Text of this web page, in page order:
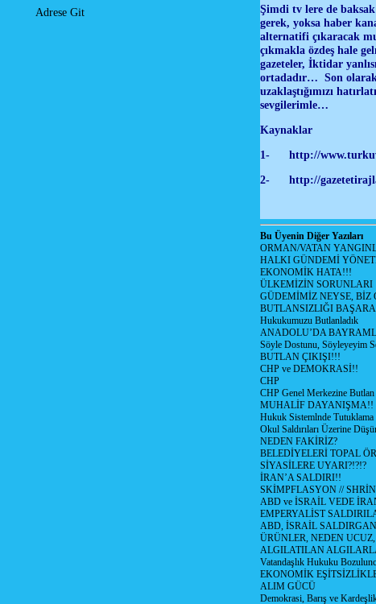
Adrese Git
Şimdi tv lere de
gerek, yoksa haber
alternatifi çıkaracak
çıkmakla özdeş hale
gazeteler, İktidar
ortadadır… Son olarak
uzaklaştığımızı
sevgilerimle…
Kaynaklar
1- http://
2- http://
Bu Üyenin Diğer Yazıları
ORMAN/VATAN
HALKI GÜNDEMİ
EKONOMİK HATA!!!
ÜLKEMİZİN SORUNLARI
GÜDEMİMİZ NEYSE, BİZ
BUTLANSIZLIĞI
Hukukumuzu Butlanladık
ANADOLU’DA
Söyle Dostunu, Söyleyeyim
BUTLAN ÇIKIŞI!!!
CHP ve DEMOKRASİ!!
CHP
CHP Genel Merkezine
MUHALİF DAYANIŞMA!!
Hukuk Sistemlnde Tutuklama
Okul Saldırıları Üzerine
NEDEN FAKİRİZ?
BELEDİYELERİ TOPAL
SİYASİLERE UYARI?!?!?
İRAN’A SALDIRI!!
SKİMPFLASYON //
ABD ve İSRAİL VEDE
EMPERYALİST
ABD, İSRAİL
ÜRÜNLER, NEDEN
ALGILATILAN
Vatandaşlık Hukuku
EKONOMİK
ALIM GÜCÜ
Demokrasi, Barış ve